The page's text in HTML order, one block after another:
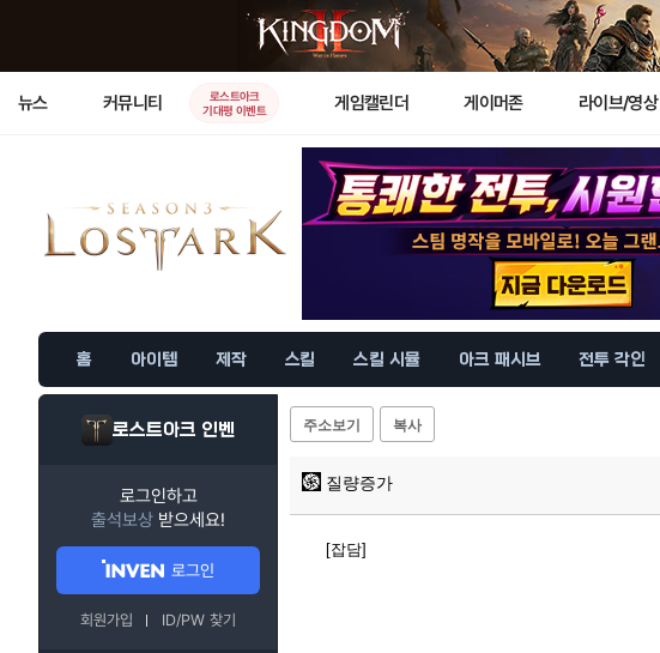
뉴스 커뮤니티
로스트아크
기대평 이벤트
게임캘린더 게이머존 라이브/영상
홈 아이템 제작 스킬 스킬 시뮬 아크 패시브 전투 각인
로스트아크 인벤
로그인하고
출석보상 받으세요!
로그인
회원가입 ID/PW 찾기
주소보기 복사
질량증가
[잡담]